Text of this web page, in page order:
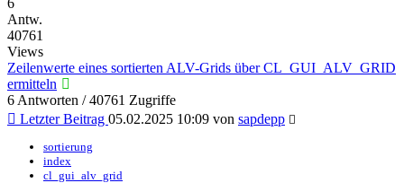
Antw.
40761
Views
Zeilenwerte eines sortierten ALV-Grids über CL_GUI_ALV_GRID
ermitteln
6 Antworten / 40761 Zugriffe
Letzter Beitrag 05.02.2025 10:09 von sapdepp
sortierung
index
cl_gui_alv_grid